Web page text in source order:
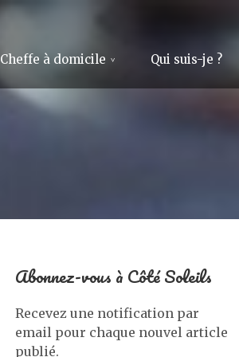
Cheffe à domicile Qui suis-je ?
Abonnez-vous à Côté Soleils
Recevez une notification par
email pour chaque nouvel article
publié.